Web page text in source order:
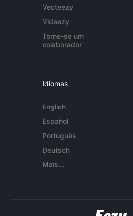
Vecteezy
Videezy
Torne-se um
colaborador
Idiomas
English
Español
Português
Deutsch
Mais...